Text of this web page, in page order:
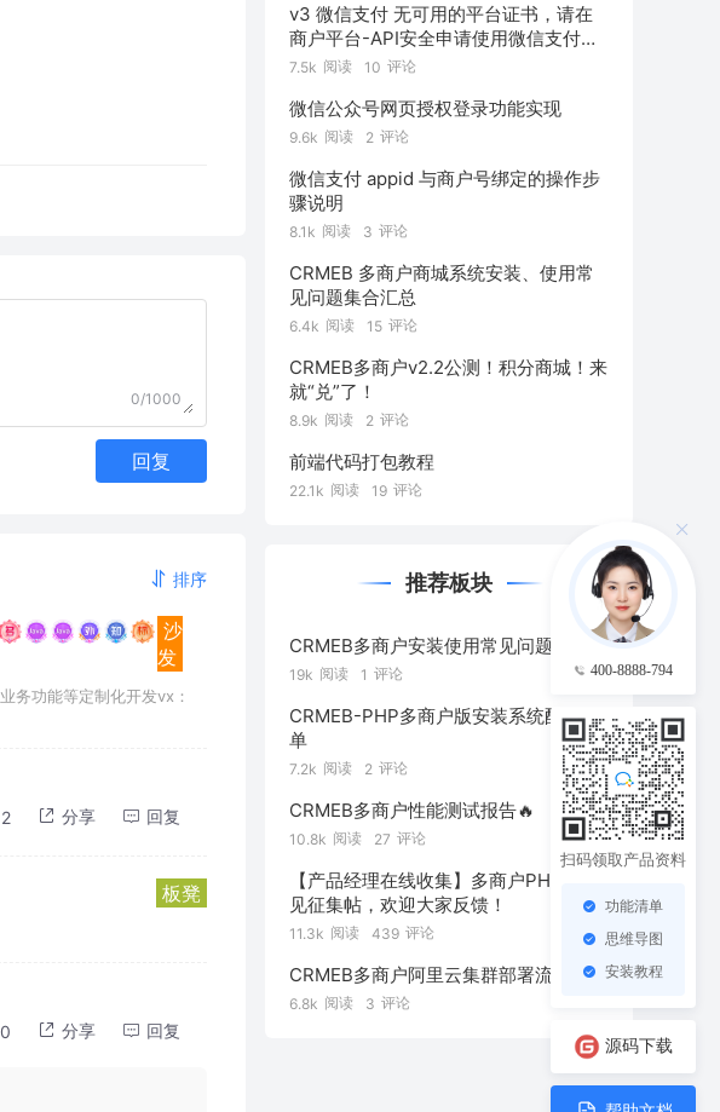
0/1000
回复
排序
沙
发
务功能等定制化开发vx：
2 分享 回复
板凳
0 分享 回复
v3 微信支付 无可用的平台证书，请在
商户平台-API安全申请使用微信支付公
钥
7.5k 阅读 10 评论
微信公众号网页授权登录功能实现
9.6k 阅读 2 评论
微信支付 appid 与商户号绑定的操作步
骤说明
8.1k 阅读 3 评论
CRMEB 多商户商城系统安装、使用常
见问题集合汇总
6.4k 阅读 15 评论
CRMEB多商户v2.2公测！积分商城！来
就“兑”了！
8.9k 阅读 2 评论
前端代码打包教程
22.1k 阅读 19 评论
推荐板块
CRMEB多商户安装使用常见问题
19k 阅读 1 评论
CRMEB-PHP多商户版安装系统配置清
单
7.2k 阅读 2 评论
CRMEB多商户性能测试报告🔥
10.8k 阅读 27 评论
【产品经理在线收集】多商户PHP版 意
见征集帖，欢迎大家反馈！
11.3k 阅读 439 评论
CRMEB多商户阿里云集群部署流程
6.8k 阅读 3 评论
400-8888-794
扫码领取产品资料
功能清单
思维导图
安装教程
源码下载